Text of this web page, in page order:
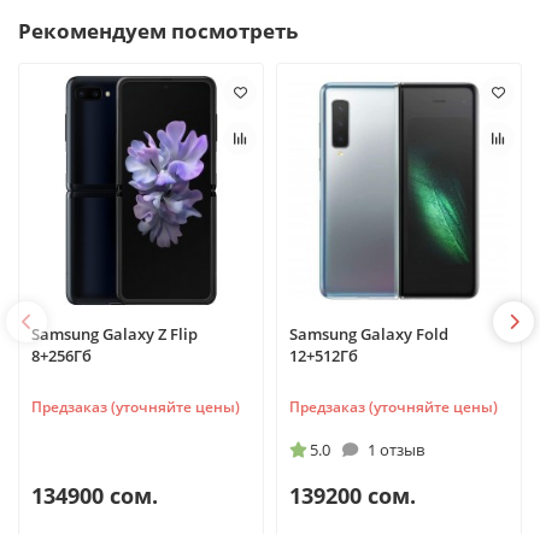
Рекомендуем посмотреть
Samsung Galaxy Z Flip
8+256Гб
Предзаказ (уточняйте цены)
134900 сом.
Samsung Galaxy Fold
12+512Гб
Предзаказ (уточняйте цены)
5.0 1 отзыв
139200 сом.